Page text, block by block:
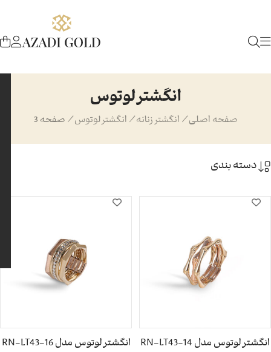
انگشتر لوتوس
صفحه اصلی / انگشتر زنانه / انگشتر لوتوس / صفحه 3
دسته بندی
انگشتر لوتوس مدل RN-LT43-14
انگشتر لوتوس مدل RN-LT43-16